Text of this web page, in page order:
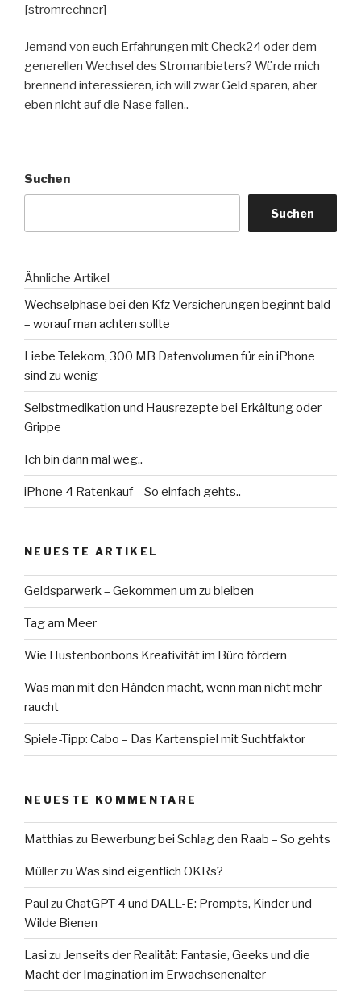
[stromrechner]
Jemand von euch Erfahrungen mit Check24 oder dem
generellen Wechsel des Stromanbieters? Würde mich
brennend interessieren, ich will zwar Geld sparen, aber
eben nicht auf die Nase fallen..
Suchen
Suchen
Ähnliche Artikel
Wechselphase bei den Kfz Versicherungen beginnt bald
– worauf man achten sollte
Liebe Telekom, 300 MB Datenvolumen für ein iPhone
sind zu wenig
Selbstmedikation und Hausrezepte bei Erkältung oder
Grippe
Ich bin dann mal weg..
iPhone 4 Ratenkauf – So einfach gehts..
NEUESTE ARTIKEL
Geldsparwerk – Gekommen um zu bleiben
Tag am Meer
Wie Hustenbonbons Kreativität im Büro fördern
Was man mit den Händen macht, wenn man nicht mehr
raucht
Spiele-Tipp: Cabo – Das Kartenspiel mit Suchtfaktor
NEUESTE KOMMENTARE
Matthias zu Bewerbung bei Schlag den Raab – So gehts
Müllerzu Was sind eigentlich OKRs?
Paul zu ChatGPT 4 und DALL-E: Prompts, Kinder und
Wilde Bienen
Lasi zu Jenseits der Realität: Fantasie, Geeks und die
Macht der Imagination im Erwachsenenalter